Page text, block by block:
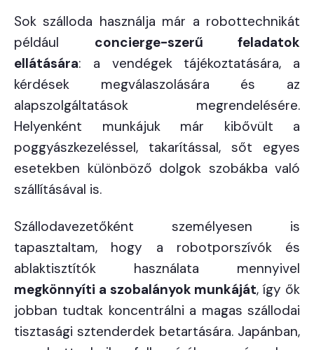
Sok szálloda használja már a robottechnikát
például concierge-szerű feladatok
ellátására: a vendégek tájékoztatására, a
kérdések megválaszolására és az
alapszolgáltatások megrendelésére.
Helyenként munkájuk már kibővült a
poggyászkezeléssel, takarítással, sőt egyes
esetekben különböző dolgok szobákba való
szállításával is.
Szállodavezetőként személyesen is
tapasztaltam, hogy a robotporszívók és
ablaktisztítók használata mennyivel
megkönnyíti a szobalányok munkáját, így ők
jobban tudtak koncentrálni a magas szállodai
tisztasági sztenderdek betartására. Japánban,